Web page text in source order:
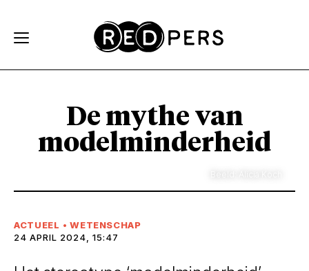
De mythe van
modelminderheid
ACTUEEL • WETENSCHAP
24 APRIL 2024, 15:47